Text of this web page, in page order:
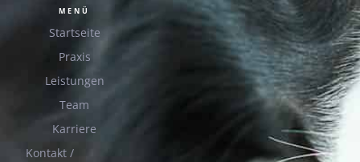
MENÜ
Startseite
Praxis
Leistungen
Team
Karriere
Kontakt /